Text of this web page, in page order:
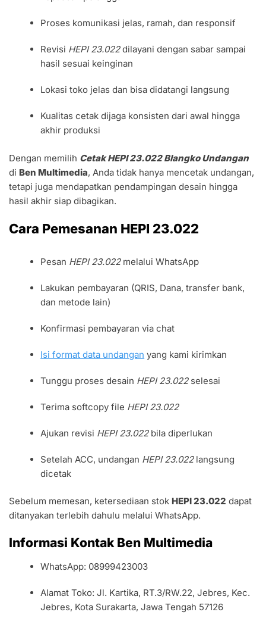
Proses komunikasi jelas, ramah, dan responsif
Revisi HEPI 23.022dilayani dengan sabar sampai
hasil sesuai keinginan
Lokasi toko jelas dan bisa didatangi langsung
Kualitas cetak dijaga konsisten dari awal hingga
akhir produksi
Dengan memilih Cetak HEPI 23.022 Blangko Undangan
di Ben Multimedia, Anda tidak hanya mencetak undangan,
tetapi juga mendapatkan pendampingan desain hingga
hasil akhir siap dibagikan.
Cara Pemesanan HEPI 23.022
Pesan HEPI 23.022melalui WhatsApp
Lakukan pembayaran (QRIS, Dana, transfer bank,
dan metode lain)
Konfirmasi pembayaran via chat
Isi format data undangan yang kami kirimkan
Tunggu proses desain HEPI 23.022selesai
Terima softcopy file HEPI 23.022
Ajukan revisi HEPI 23.022bila diperlukan
Setelah ACC, undangan HEPI 23.022langsung
dicetak
Sebelum memesan, ketersediaan stok HEPI 23.022 dapat
ditanyakan terlebih dahulu melalui WhatsApp.
Informasi Kontak Ben Multimedia
WhatsApp: 08999423003
Alamat Toko: Jl. Kartika, RT.3/RW.22, Jebres, Kec.
Jebres, Kota Surakarta, Jawa Tengah 57126